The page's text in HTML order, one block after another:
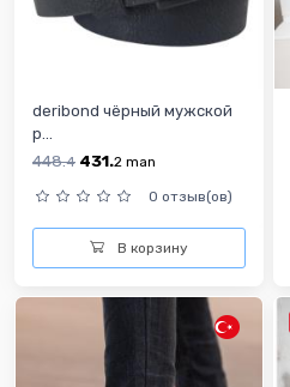
deribond чёрный мужской
р...
448.4 431.2 man
0 отзыв(ов)
В корзину